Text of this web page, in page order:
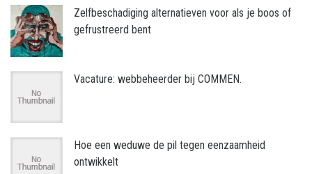
Zelfbeschadiging alternatieven voor als je boos of
gefrustreerd bent
Vacature: webbeheerder bij COMMEN.
Hoe een weduwe de pil tegen eenzaamheid
ontwikkelt